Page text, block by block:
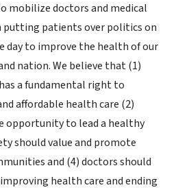
mobilize doctors and medical
putting patients over politics on
day to improve the health of our
nation. We believe that (1)
a fundamental right to
affordable health care (2)
opportunity to lead a healthy
should value and promote
and (4) doctors should
health care and ending